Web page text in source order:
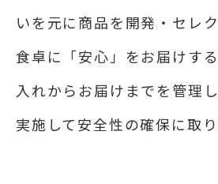
いを元に商品を開発・セレク
食卓に「安心」をお届けす
入れからお届けまでを管理
実施して安全性の確保に取り